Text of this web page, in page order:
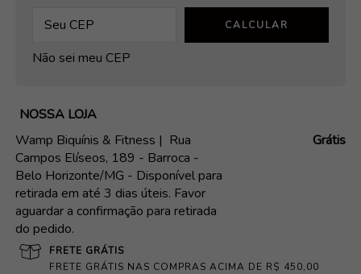
CALCULAR
Não sei meu CEP
NOSSA LOJA
Wamp Biquínis & Fitness | Rua
Campos Elíseos, 189 - Barroca -
Belo Horizonte/MG - Disponível para
retirada em até 3 dias úteis. Favor
aguardar a confirmação para retirada
do pedido.
Grátis
FRETE GRÁTIS
FRETE GRÁTIS NAS COMPRAS ACIMA DE R$ 450,00